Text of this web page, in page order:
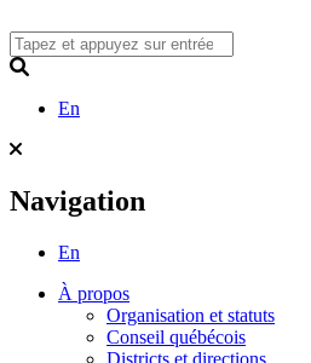
to
content
En
Navigation
En
À propos
Organisation et statuts
Conseil québécois
Districts et directions